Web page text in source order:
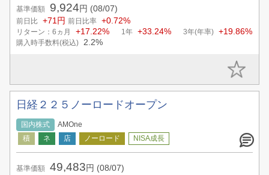
基準価額 9,924 円 (08/07)
前日比 +71円 前日比率 +0.72%
リターン：6ヵ月 +17.22% 1年 +33.24% 3年(年率) +19.86%
購入時手数料(税込) 2.2%
日経２２５ノーロードオープン
国内株式 AMOne
基準価額 49,483 円 (08/07)